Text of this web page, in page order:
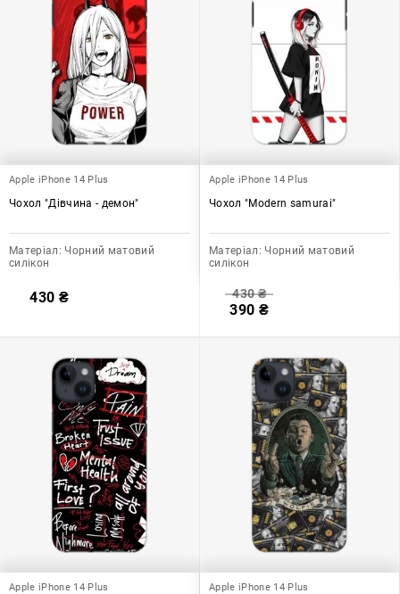
Apple iPhone 14 Plus
Чохол "Дівчина - демон"
Матеріал: Чорний матовий
силікон
430 ₴
Apple iPhone 14 Plus
Чохол "Modern samurai"
Матеріал: Чорний матовий
силікон
430₴
390 ₴
Apple iPhone 14 Plus Apple iPhone 14 Plus